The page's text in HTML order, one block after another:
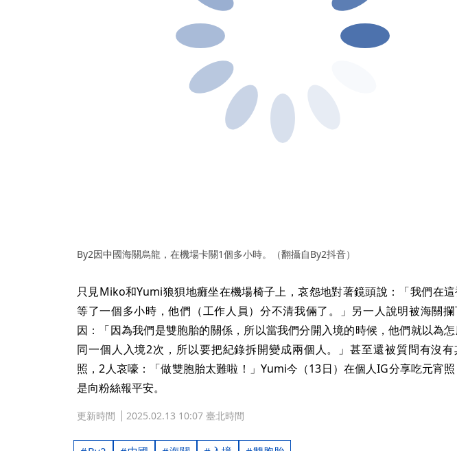
By2因中國海關烏龍，在機場卡關1個多小時。（翻攝自By2抖音）
是向粉絲報平安。
By2 中國 海關 入境 雙胞胎
更多新聞
汪小菲妻曝他「快崩潰」懇求別網暴 舊愛張穎穎酸「雨中拍MV」
沈春華上海機場驚魂 圍巾捲輸送帶慌喊「STOP」又慘摔